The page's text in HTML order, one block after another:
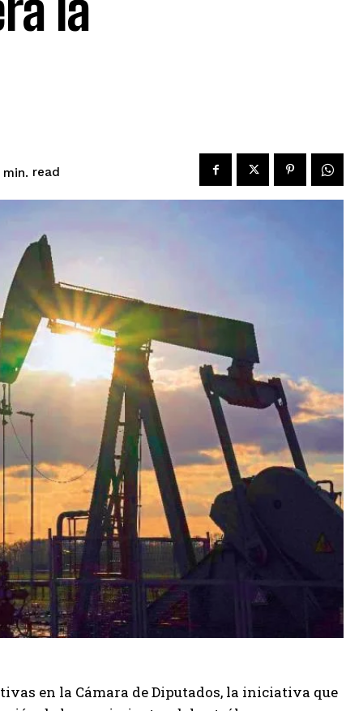
min. read
en la Cámara de Diputados, la iniciativa que